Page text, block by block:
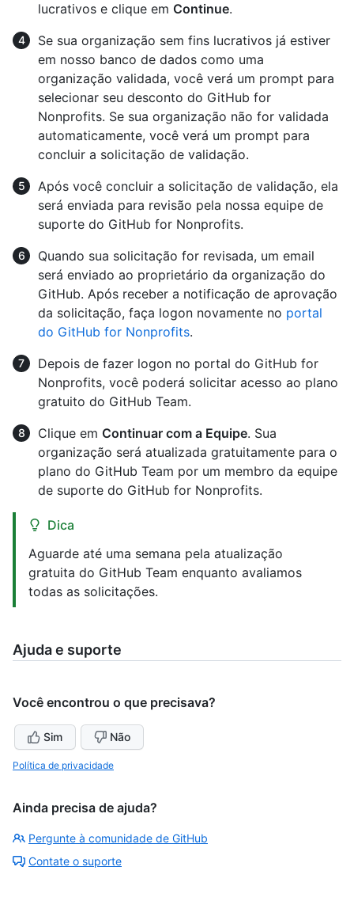
lucrativos e clique em Continue.
Se sua organização sem fins lucrativos já estiver
em nosso banco de dados como uma
organização validada, você verá um prompt para
selecionar seu desconto do GitHub for
Nonprofits. Se sua organização não for validada
automaticamente, você verá um prompt para
concluir a solicitação de validação.
Após você concluir a solicitação de validação, ela
será enviada para revisão pela nossa equipe de
suporte do GitHub for Nonprofits.
Quando sua solicitação for revisada, um email
será enviado ao proprietário da organização do
GitHub. Após receber a notificação de aprovação
da solicitação, faça logon novamente no portal
do GitHub for Nonprofits.
Depois de fazer logon no portal do GitHub for
Nonprofits, você poderá solicitar acesso ao plano
gratuito do GitHub Team.
Clique em Continuar com a Equipe. Sua
organização será atualizada gratuitamente para o
plano do GitHub Team por um membro da equipe
de suporte do GitHub for Nonprofits.
Dica
Aguarde até uma semana pela atualização
gratuita do GitHub Team enquanto avaliamos
todas as solicitações.
Ajuda e suporte
Você encontrou o que precisava?
Sim Não
Política de privacidade
Ainda precisa de ajuda?
Pergunte à comunidade de GitHub
Contate o suporte